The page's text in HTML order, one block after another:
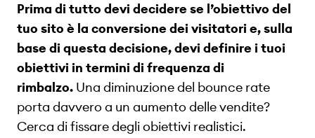
Prima di tutto devi decidere se l’obiettivo del
tuo sito è la conversione dei visitatori e, sulla
base di questa decisione, devi definire i tuoi
obiettivi in termini di frequenza di
rimbalzo. Una diminuzione del bounce rate
porta davvero a un aumento delle vendite?
Cerca di fissare degli obiettivi realistici.